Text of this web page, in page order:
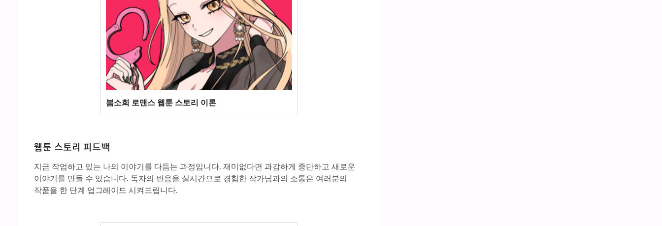
봄소희 로맨스 웹툰 스토리 이론
웹툰 스토리 피드백
지금 작업하고 있는 나의 이야기를 다듬는 과정입니다. 재미없다면 과감하게 중단하고 새로운
이야기를 만들 수 있습니다. 독자의 반응을 실시간으로 경험한 작가님과의 소통은 여러분의
작품을 한 단계 업그레이드 시켜드립니다.